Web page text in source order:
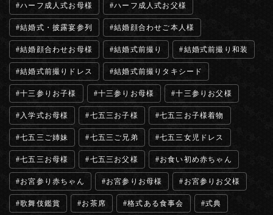
ハーフ成人式お母様 ハーフ成人式お父様
結婚式・披露宴参列 結婚顔合わせご本人様
結婚顔合わせお母様 結婚式前撮り 結婚式前撮り和装
結婚式前撮りドレス 結婚式前撮りタキシード
十三参りお子様 十三参りお母様 十三参りお父様
入学式お母様 七五三お子様 七五三お子様着物
七五三ご姉妹 七五三ご兄弟 七五三女児ドレス
七五三お母様 七五三お父様 お食い初め赤ちゃん
お宮参り赤ちゃん お宮参りお母様 お宮参りお父様
歌舞伎鑑賞 お茶席 格式ある食事会 式典